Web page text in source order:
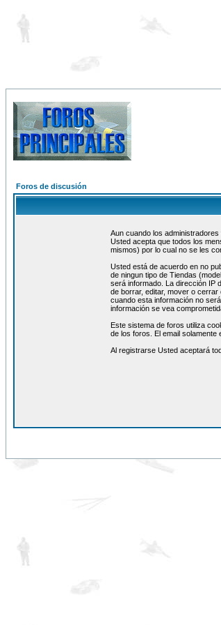
Foros de discusión
Aun cuando los
Usted acepta que todos los
mismos) por lo cual no se les
Usted está de acuerdo en no
de ningun tipo de Tiendas
será informado. La dirección IP
de borrar, editar, mover o
cuando esta información no
información se vea
Este sistema de foros utiliza
de los foros. El email
Al registrarse Usted aceptará